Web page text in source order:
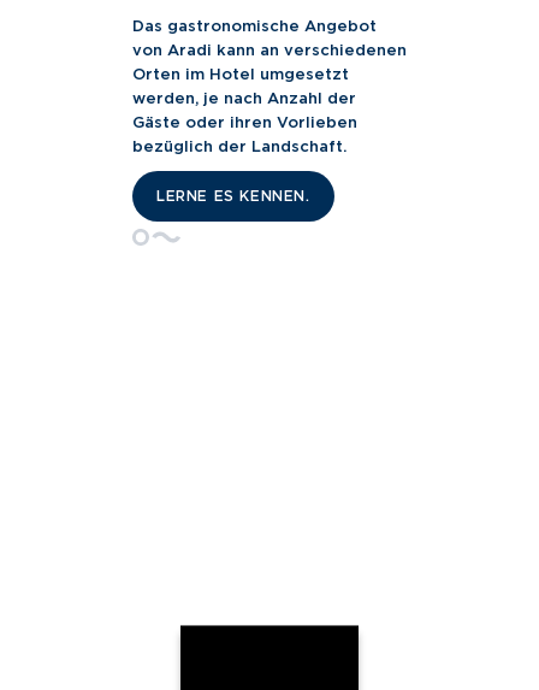
Das gastronomische Angebot
von Aradi kann an verschiedenen
Orten im Hotel umgesetzt
werden, je nach Anzahl der
Gäste oder ihren Vorlieben
bezüglich der Landschaft.
LERNE ES KENNEN.